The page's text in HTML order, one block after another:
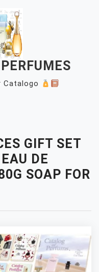
Catalogo
GIFT SET
DE
SOAP FOR